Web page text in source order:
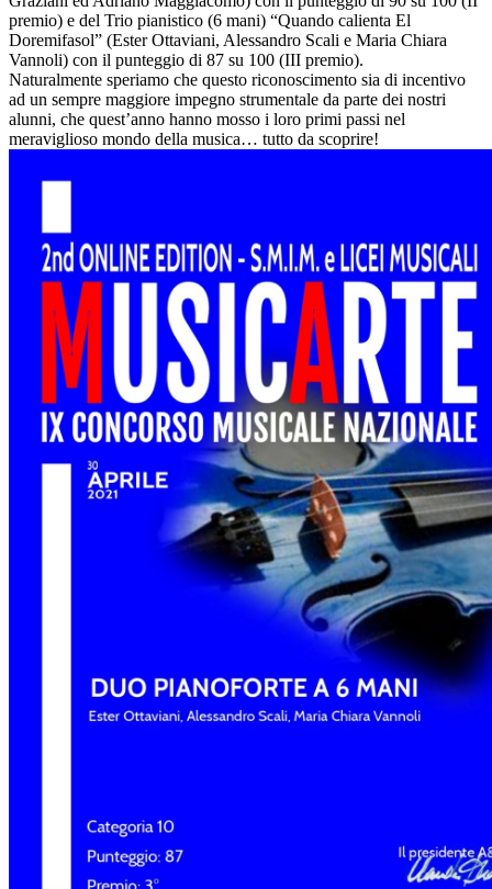
premio) e del Trio pianistico (6 mani) “Quando calienta El
Doremifasol” (Ester Ottaviani, Alessandro Scali e Maria Chiara
Vannoli) con il punteggio di 87 su 100 (III premio).
Naturalmente speriamo che questo riconoscimento sia di incentivo
ad un sempre maggiore impegno strumentale da parte dei nostri
alunni, che quest’anno hanno mosso i loro primi passi nel
meraviglioso mondo della musica… tutto da scoprire!